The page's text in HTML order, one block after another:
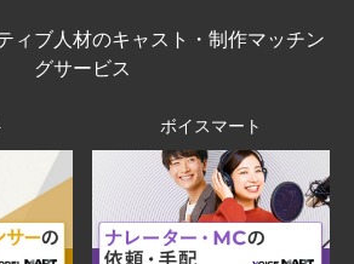
ィブ人材のキャスト・制作マッチン
グサービス
ボイスマート